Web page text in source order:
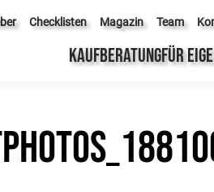
Checklisten Magazin Team
KAUFBERATUNGFÜR